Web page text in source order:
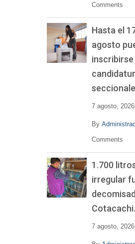
Comments
Hasta el
agosto
inscribirse
7 agosto, 2026
By
Comments
1.700
irregular
Cotacachi.
7 agosto, 2026